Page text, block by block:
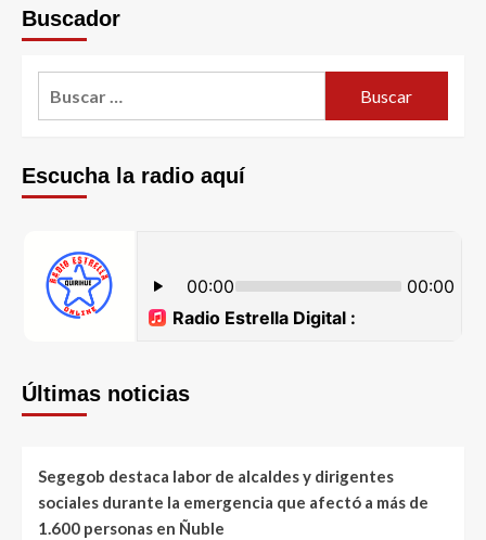
Buscador
Escucha la radio aquí
Últimas noticias
Segegob destaca labor de alcaldes y dirigentes
sociales durante la emergencia que afectó a más de
1.600 personas en Ñuble